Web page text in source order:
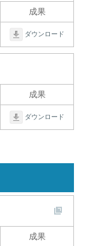
成果
ダウンロード
成果
ダウンロード
成果